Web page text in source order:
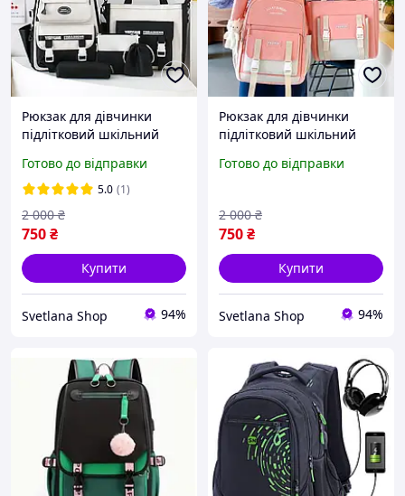
Рюкзак для дівчинки
підлітковий шкільний
стильний модний 5в1
рюкзаки шкільні підлітка
Готово до відправки
5.0 (1)
750₴
2 000 ₴
Купити
Svetlana Shop 94%
Рюкзак для дівчинки
підлітковий шкільний
стильний модний 5в1
рожевий
Готово до відправки
750₴
2 000 ₴
Купити
Svetlana Shop 94%